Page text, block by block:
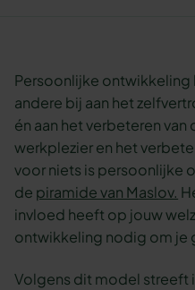
Persoonlijke
andere bij aan het
én aan het verbeteren
werkplezier en het
voor niets is persoonlijke
de piramide van Maslov.
invloed heeft op jouw
ontwikkeling nodig om je
Volgens dit model streeft